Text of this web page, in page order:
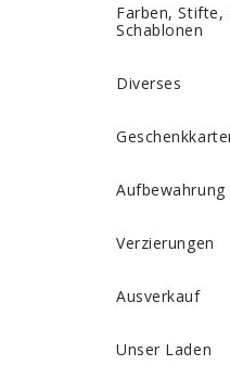
Farben, Stifte,
Schablonen
Diverses
Aufbewahrung
Verzierungen
Ausverkauf
Unser Laden